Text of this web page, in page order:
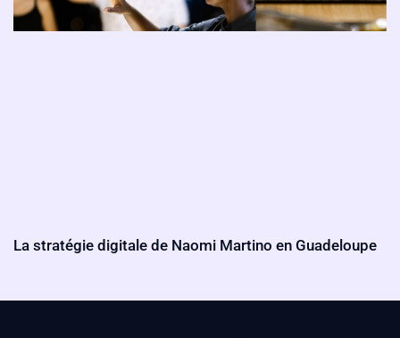
La stratégie digitale de Naomi Martino en Guadeloupe